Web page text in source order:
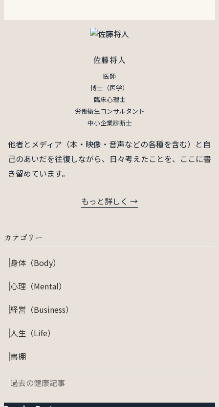
佐藤将人
医師
博士（医学）
臨床心理士
労働衛生コンサルタント
中小企業診断士
他者とメディア（本・映像・音声などの各種を含む）と自
己のあいだを往復しながら、日々考えたことを、ここに書
き留めています。
もっと詳しく →
カテゴリー
身体（Body）
心理（Mental）
経営（Business）
人生（Life）
書棚
過去の健康記事